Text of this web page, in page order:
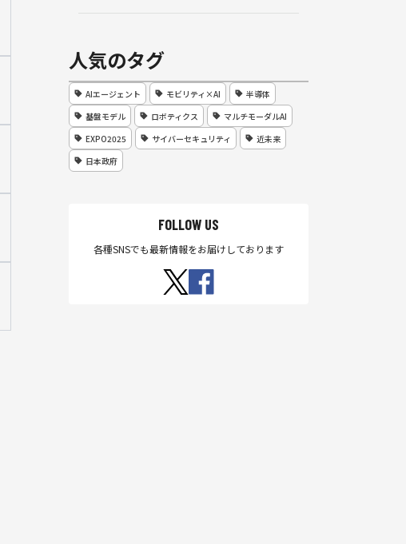
人気のタグ
AIエージェント モビリティ×AI
半導体
基盤モデル
ロボティクス
マルチモーダルAI
EXPO2025
サイバーセキュリティ
近未来
日本政府
FOLLOW US
各種SNSでも最新情報をお届けしております